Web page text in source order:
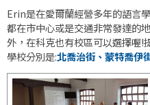
Erin是在愛爾蘭經營多年的語言
都在市中心或是交通非常發達的
外，在科克也有校區可以選擇喔!
學校分別是:北喬治街、蒙特喬伊